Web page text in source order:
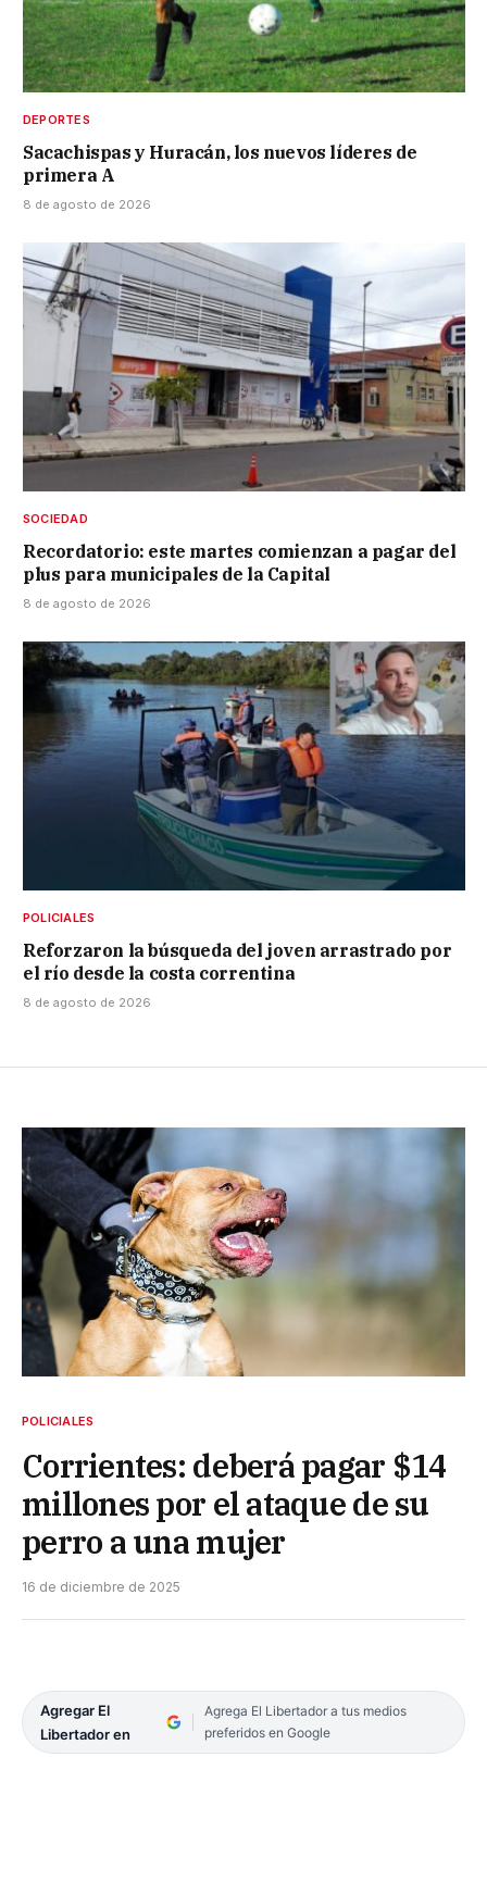
DEPORTES
Sacachispas y Huracán, los nuevos líderes de
primera A
8 de agosto de 2026
SOCIEDAD
Recordatorio: este martes comienzan a pagar del
plus para municipales de la Capital
8 de agosto de 2026
POLICIALES
Reforzaron la búsqueda del joven arrastrado por
el río desde la costa correntina
8 de agosto de 2026
POLICIALES
Corrientes: deberá pagar $14
millones por el ataque de su
perro a una mujer
16 de diciembre de 2025
Agregar El
Libertador en
Agrega El Libertador a tus medios
preferidos en Google